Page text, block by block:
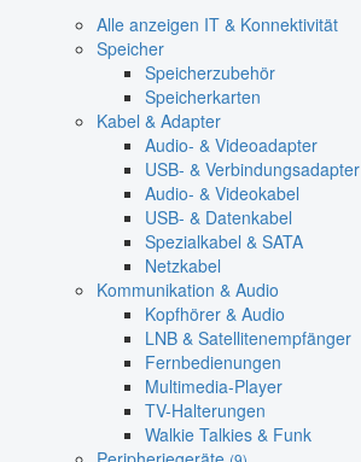
Alle anzeigen IT & Konnektivität
Speicher
Speicherzubehör
Speicherkarten
Kabel & Adapter
Audio- & Videoadapter
USB- & Verbindungsadapter
Audio- & Videokabel
USB- & Datenkabel
Spezialkabel & SATA
Netzkabel
Kommunikation & Audio
Kopfhörer & Audio
LNB & Satellitenempfänger
Fernbedienungen
Multimedia-Player
TV-Halterungen
Walkie Talkies & Funk